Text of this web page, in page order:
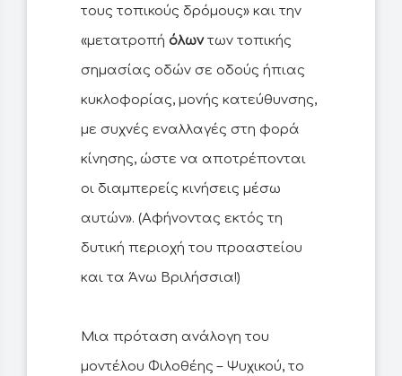
τους τοπικούς δρόμους» και την
«μετατροπή όλωντων τοπικής
σημασίας οδών σε οδούς ήπιας
κυκλοφορίας, μονής κατεύθυνσης,
με συχνές εναλλαγές στη φορά
κίνησης, ώστε να αποτρέπονται
οι διαμπερείς κινήσεις μέσω
αυτών». (Αφήνοντας εκτός τη
δυτική περιοχή του προαστείου
και τα Άνω Βριλήσσια!)
Μια πρόταση ανάλογη του
μοντέλου Φιλοθέης – Ψυχικού, το